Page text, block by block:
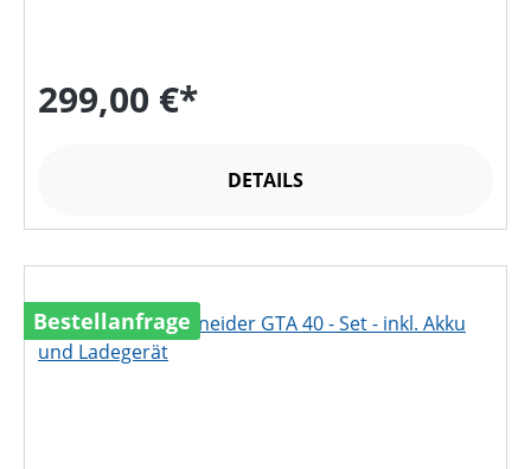
299,00 €*
DETAILS
Bestellanfrage